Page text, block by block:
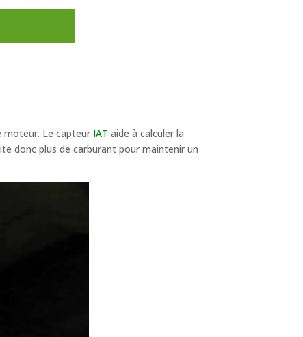
moteur. Le capteur IAT aide à calculer la
donc plus de carburant pour maintenir un